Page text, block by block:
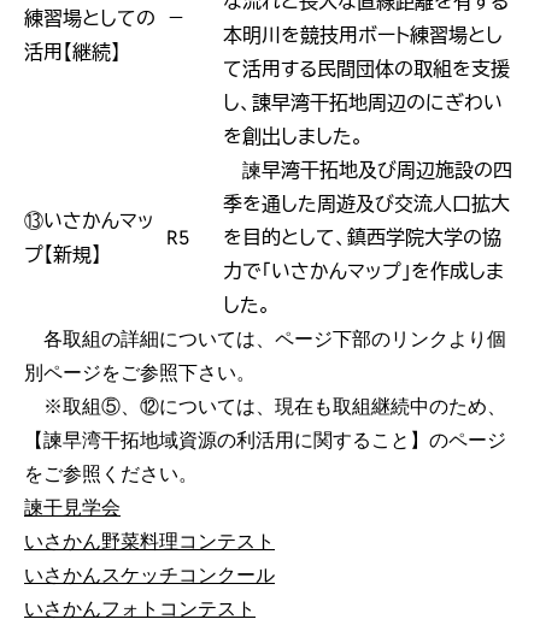
練習場としての
活用【継続】
－
本明川を競技用ボート練習場とし
て活用する民間団体の取組を支援
し、諌早湾干拓地周辺のにぎわい
を創出しました。
⑬いさかんマッ
プ【新規】
R5
諫早湾干拓地及び周辺施設の四
季を通した周遊及び交流人口拡大
を目的として、鎮西学院大学の協
力で「いさかんマップ」を作成しま
した。
各取組の詳細については、ページ下部のリンクより個
別ページをご参照下さい。
※取組⑤、⑫については、現在も取組継続中のため、
【諫早湾干拓地域資源の利活用に関すること】のページ
をご参照ください。
諫干見学会
いさかん野菜料理コンテスト
いさかんスケッチコンクール
いさかんフォトコンテスト